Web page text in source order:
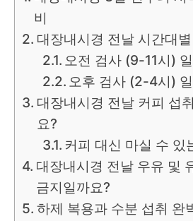
비
대장내시경 전날 시간대
오전 검사 (9-11시)
오후 검사 (2-4시)
대장내시경 전날 커피 섭
요?
커피 대신 마실 수 있
대장내시경 전날 우유 및
금지일까요?
하제 복용과 수분 섭취 완